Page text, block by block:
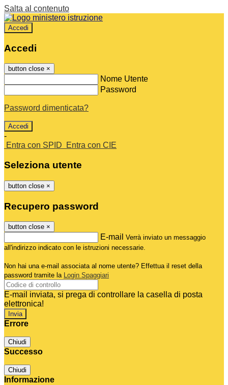
Salta al contenuto
Accedi
Accedi
button close ×
Nome Utente
Password
Password dimenticata?
-
Entra con SPID
Entra con CIE
Seleziona utente
button close ×
Recupero password
button close ×
E-mail Verrà inviato un messaggio
all'indirizzo indicato con le istruzioni necessarie.
Non hai una e-mail associata al nome utente? Effettua il reset della
password tramite la Login Spaggiari
E-mail inviata, si prega di controllare la casella di posta
elettronica!
Errore
Chiudi
Successo
Chiudi
Informazione